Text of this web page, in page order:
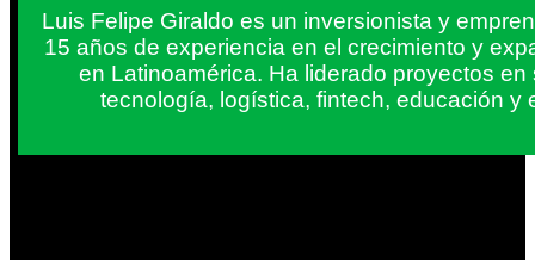
Luis Felipe Giraldo es un inversionista y
15 años de experiencia en el crecimiento y
en Latinoamérica. Ha liderado proyectos en
tecnología, logística, fintech, educación y